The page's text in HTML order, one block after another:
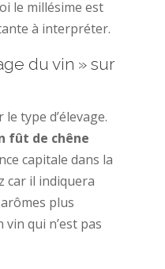
le millésime est
à interpréter.
du vin » sur
type d’élevage.
fût de chêne
capitale dans la
car il indiquera
plus
vin qui n’est pas